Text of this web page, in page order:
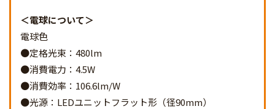
電球について
電球色
●定格光束：480lm
●消費電力：4.5W
●消費効率：106.6lm/W
●光源：LEDユニットフラット形（径90mm）